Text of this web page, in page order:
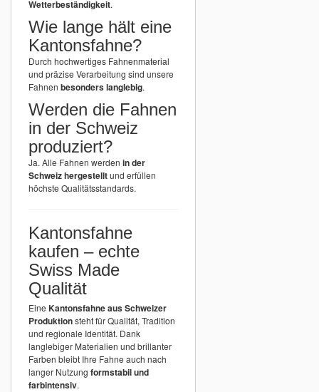
Wetterbeständigkeit.
Wie lange hält eine
Kantonsfahne?
Durch hochwertiges Fahnenmaterial
und präzise Verarbeitung sind unsere
Fahnen besonders langlebig.
Werden die Fahnen
in der Schweiz
produziert?
Ja. Alle Fahnen werden in der
Schweiz hergestelltund erfüllen
höchste Qualitätsstandards.
Kantonsfahne
kaufen – echte
Swiss Made
Qualität
Eine Kantonsfahne aus Schweizer
Produktionsteht für Qualität, Tradition
und regionale Identität. Dank
langlebiger Materialien und brillanter
Farben bleibt Ihre Fahne auch nach
langer Nutzung formstabil und
farbintensiv.